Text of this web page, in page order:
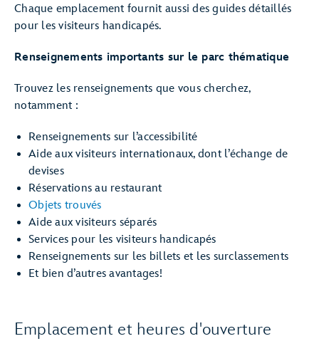
Chaque emplacement fournit aussi des guides détaillés
pour les visiteurs handicapés.
Renseignements importants sur le parc thématique
Trouvez les renseignements que vous cherchez,
notamment :
Renseignements sur l’accessibilité
Aide aux visiteurs internationaux, dont l’échange de
devises
Réservations au restaurant
Objets trouvés
Aide aux visiteurs séparés
Services pour les visiteurs handicapés
Renseignements sur les billets et les surclassements
Et bien d’autres avantages!
Emplacement et heures d'ouverture